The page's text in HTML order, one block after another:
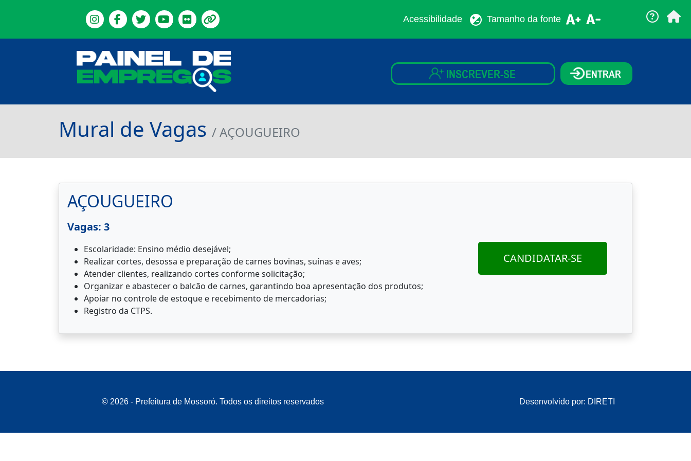
Acessibilidade Tamanho da fonte
INSCREVER-SE ENTRAR
Mural de Vagas / AÇOUGUEIRO
AÇOUGUEIRO
Vagas: 3
Escolaridade: Ensino médio desejável;
Realizar cortes, desossa e preparação de carnes bovinas, suínas e aves;
Atender clientes, realizando cortes conforme solicitação;
Organizar e abastecer o balcão de carnes, garantindo boa apresentação dos produtos;
Apoiar no controle de estoque e recebimento de mercadorias;
Registro da CTPS.
CANDIDATAR-SE
© 2026 - Prefeitura de Mossoró. Todos os direitos reservados Desenvolvido por: DIRETI